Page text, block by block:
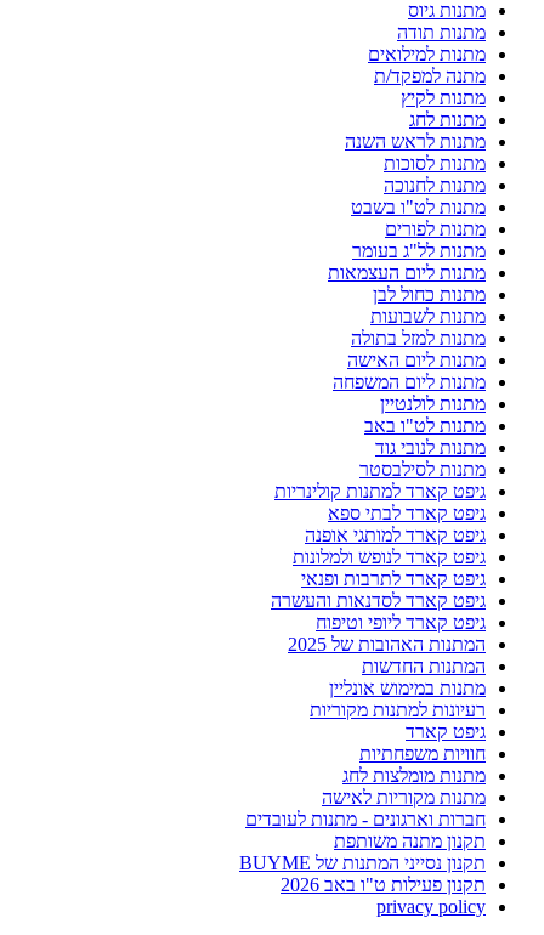
מתנות גיוס
מתנות תודה
מתנות למילואים
מתנה למפקד/ת
מתנות לקיץ
מתנות לחג
מתנות לראש השנה
מתנות לסוכות
מתנות לחנוכה
מתנות לט"ו בשבט
מתנות לפורים
מתנות לל"ג בעומר
מתנות ליום העצמאות
מתנות כחול לבן
מתנות לשבועות
מתנות למזל בתולה
מתנות ליום האישה
מתנות ליום המשפחה
מתנות לולנטיין
מתנות לט"ו באב
מתנות לנובי גוד
מתנות לסילבסטר
גיפט קארד למתנות קולינריות
גיפט קארד לבתי ספא
גיפט קארד למותגי אופנה
גיפט קארד לנופש ולמלונות
גיפט קארד לתרבות ופנאי
גיפט קארד לסדנאות והעשרה
גיפט קארד ליופי וטיפוח
המתנות האהובות של 2025
המתנות החדשות
מתנות במימוש אונליין
רעיונות למתנות מקוריות
גיפט קארד
חוויות משפחתיות
מתנות מומלצות לחג
מתנות מקוריות לאישה
חברות וארגונים - מתנות לעובדים
תקנון מתנה משותפת
תקנון נסייני המתנות של BUYME
תקנון פעילות ט"ו באב 2026
privacy policy